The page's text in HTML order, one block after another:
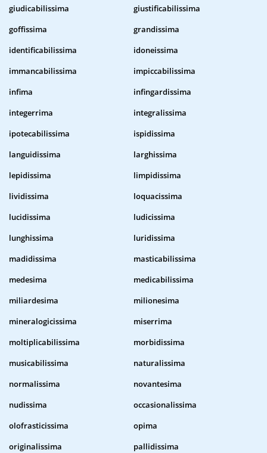
giudicabilissima
giustificabilissima
goffissima
grandissima
identificabilissima
idoneissima
immancabilissima
impiccabilissima
infima
infingardissima
integerrima
integralissima
ipotecabilissima
ispidissima
languidissima
larghissima
lepidissima
limpidissima
lividissima
loquacissima
lucidissima
ludicissima
lunghissima
luridissima
madidissima
masticabilissima
medesima
medicabilissima
miliardesima
milionesima
mineralogicissima
miserrima
moltiplicabilissima
morbidissima
musicabilissima
naturalissima
normalissima
novantesima
nudissima
occasionalissima
olofrasticissima
opima
originalissima
pallidissima